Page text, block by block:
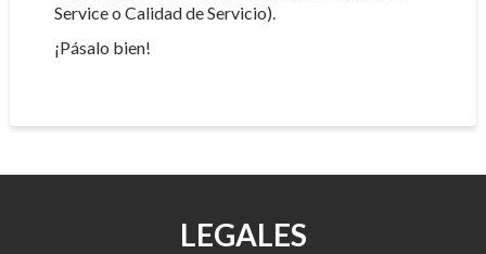
Service o Calidad de Servicio).
¡Pásalo bien!
LEGALES